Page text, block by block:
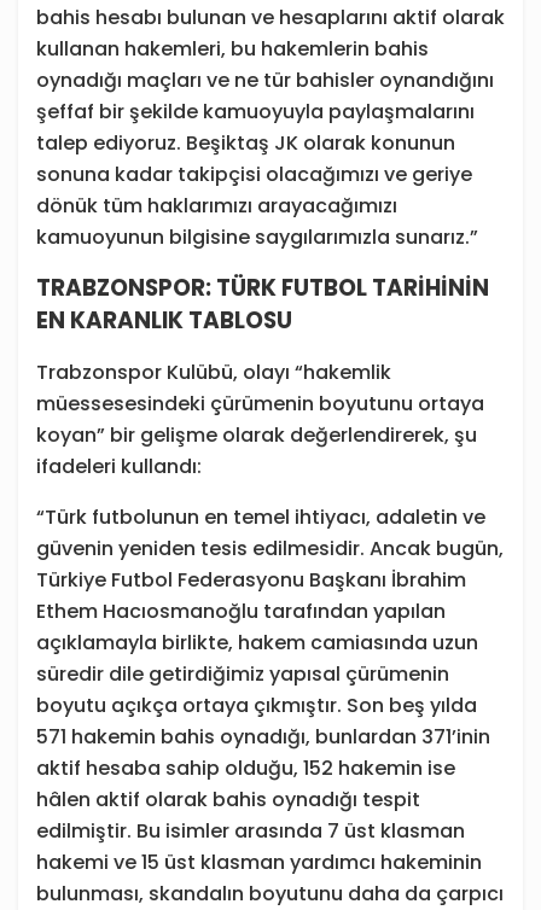
bahis hesabı bulunan ve hesaplarını aktif olarak
kullanan hakemleri, bu hakemlerin bahis
oynadığı maçları ve ne tür bahisler oynandığını
şeffaf bir şekilde kamuoyuyla paylaşmalarını
talep ediyoruz. Beşiktaş JK olarak konunun
sonuna kadar takipçisi olacağımızı ve geriye
dönük tüm haklarımızı arayacağımızı
kamuoyunun bilgisine saygılarımızla sunarız.”
TRABZONSPOR: TÜRK FUTBOL TARİHİNİN
EN KARANLIK TABLOSU
Trabzonspor Kulübü, olayı “hakemlik
müessesesindeki çürümenin boyutunu ortaya
koyan” bir gelişme olarak değerlendirerek, şu
ifadeleri kullandı:
“Türk futbolunun en temel ihtiyacı, adaletin ve
güvenin yeniden tesis edilmesidir. Ancak bugün,
Türkiye Futbol Federasyonu Başkanı İbrahim
Ethem Hacıosmanoğlu tarafından yapılan
açıklamayla birlikte, hakem camiasında uzun
süredir dile getirdiğimiz yapısal çürümenin
boyutu açıkça ortaya çıkmıştır. Son beş yılda
571 hakemin bahis oynadığı, bunlardan 371’inin
aktif hesaba sahip olduğu, 152 hakemin ise
hâlen aktif olarak bahis oynadığı tespit
edilmiştir. Bu isimler arasında 7 üst klasman
hakemi ve 15 üst klasman yardımcı hakeminin
bulunması, skandalın boyutunu daha da çarpıcı